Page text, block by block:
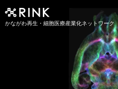
かながわ再生・細胞医療産業化ネットワーク